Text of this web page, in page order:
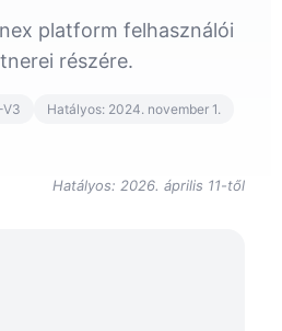
platform felhasználói
részére.
V3 Hatályos: 2024. november 1.
Hatályos: 2026. április 11-től